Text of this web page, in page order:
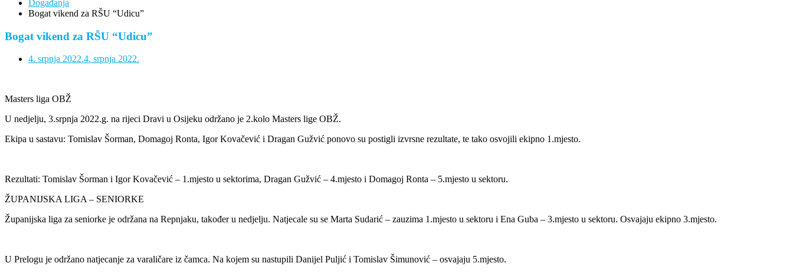
Događanja
Bogat vikend za RŠU “Udicu”
Bogat vikend za RŠU “Udicu”
4. srpnja 2022.4. srpnja 2022.
Masters liga OBŽ
U nedjelju, 3.srpnja 2022.g. na rijeci Dravi u Osijeku održano je 2.kolo Masters lige OBŽ.
Ekipa u sastavu: Tomislav Šorman, Domagoj Ronta, Igor Kovačević i Dragan Gužvić ponovo su postigli izvrsne rezultate, te tako osvojili ekipno 1.mjesto.
Rezultati: Tomislav Šorman i Igor Kovačević – 1.mjesto u sektorima, Dragan Gužvić – 4.mjesto i Domagoj Ronta – 5.mjesto u sektoru.
ŽUPANIJSKA LIGA – SENIORKE
Županijska liga za seniorke je održana na Repnjaku, također u nedjelju. Natjecale su se Marta Sudarić – zauzima 1.mjesto u sektoru i Ena Guba – 3.mjesto u sektoru. Osvajaju ekipno 3.mjesto.
U Prelogu je održano natjecanje za varaličare iz čamca. Na kojem su nastupili Danijel Puljić i Tomislav Šimunović – osvajaju 5.mjesto.